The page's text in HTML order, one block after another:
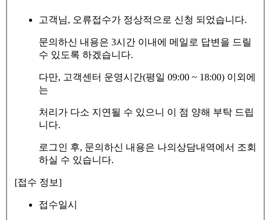
고객님, 오류접수가 정상적으로 신청 되었습니다.
문의하신 내용은 3시간 이내에 메일로 답변을 드릴
수 있도록 하겠습니다.
다만, 고객센터 운영시간(평일 09:00 ~ 18:00) 이외에
는
처리가 다소 지연될 수 있으니 이 점 양해 부탁 드립
니다.
로그인 후, 문의하신 내용은 나의상담내역에서 조회
하실 수 있습니다.
[접수 정보]
접수일시